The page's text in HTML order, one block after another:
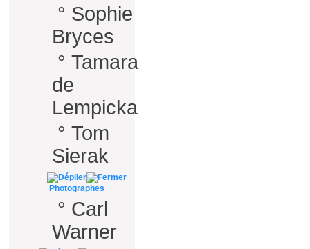
° Sophie
Bryces
° Tamara
de
Lempicka
° Tom
Sierak
Photographes
° Carl
Warner